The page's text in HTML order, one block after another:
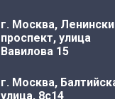
г. Москва,
проспект, улица
Вавилова 15
г. Москва,
улица, 8с14